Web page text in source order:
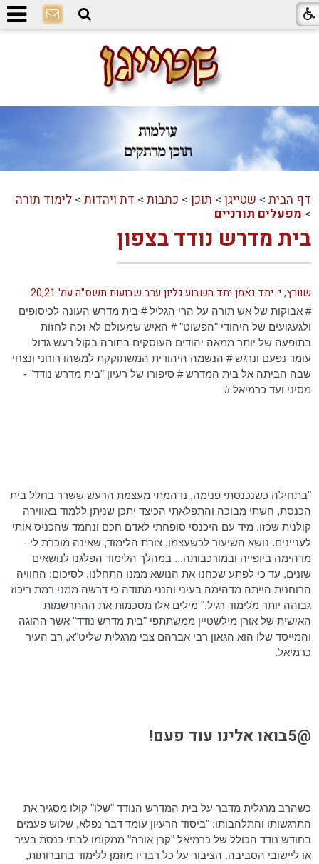
דף הבית > שטייגן > תוכן > כתבות > דת ויהדות >לימוד תורה
> מפעלים תורניים
בית מדרש נודד בצפון
שוורץ, י. יתד נאמן יתד השבוע גליון ערב שבועות תשס"ה עמ' 20,21
# אבוקות של אש תורה על הרי הגליל # בית מדרש העונה לכיסופים
ולגעגועים של היהודי "הפשוט" # האיש שמעולם לא זכה לחזות
בתופעה של יותר ממאה יהודים העוסקים בתורה בקול רעש גדול
עומד נפעם ונרגש # הנשמה היהודית המשתוקקת למשהו רוחני ונצחי
שבה הביתה אל בית המדרש # סיפורו של רעיון "בית מדרש נודד" -
מסיני ועד כרמיאל #
"בתחילה כשנכנסתי פנימה, נדהמתי מעצמת הרעש ששרר בחלל בית
הכנסת, חשתי מבוכה והתפלאתי הכיצד יתכן שניתן ללמוד באווירה
קולנית שכזו. מיד עם היכנסי סופחתי לאדם חכם ונחמד שהכניס אותי
לעניינים. נושא השיעור לכשעצמו, צורת הלימוד, שאינה מוכרת לי -
מדהימה ביופייה ובמורכבותה... במהלך הלימוד הפלגנו לנושאים
שונים, עד כי לפתע שכחנו את הנושא ממנו התחלנו. לסיכום: החוויה
הרוחנית הייתה מדהימה בעיני והנני מתודה כי דרשה ממני רמת ריכוז
גבוהה יותר מלימוד רגיל." מילים אלו מסכמות את ההתרשמות
האישית של אורן מילשטיין ממשתתפי "בית מדרש נודד" אשר ההוגה
והמייסד שלו הוא הגאון רבי אברהם צבי מרגלית שליט"א, רב העיר
כרמיאל.
@5בואו אלינו עוד פעם!
כשהרב מרגלית מדבר על בית המדרש הנודד "שלו" קולו מסגיר את
התרגשותו והתלהבותו: "ביסוד הרעיון עומד דבר נפלא, שלוש פעמים
בחודש נודד הכולל של כרמיאל "קרן אורה" ממקומו לבתי כנסת בעיר
או ליישובי הסביבה. הציבור על כל רבדיו מוזמן ללימוד בחברותות,